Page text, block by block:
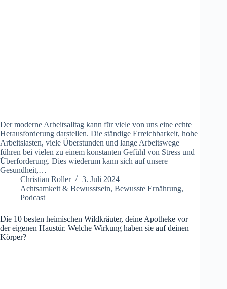
Der moderne Arbeitsalltag kann für viele von uns eine echte
Herausforderung darstellen. Die ständige Erreichbarkeit, hohe
Arbeitslasten, viele Überstunden und lange Arbeitswege
führen bei vielen zu einem konstanten Gefühl von Stress und
Überforderung. Dies wiederum kann sich auf unsere
Gesundheit,…
Christian Roller
3. Juli 2024
Achtsamkeit & Bewusstsein, Bewusste Ernährung,
Podcast
Die 10 besten heimischen Wildkräuter, deine Apotheke vor
der eigenen Haustür. Welche Wirkung haben sie auf deinen
Körper?